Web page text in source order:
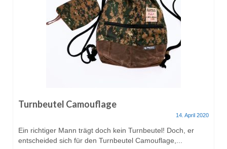
Turnbeutel Camouflage
14. April 2020
Ein richtiger Mann trägt doch kein Turnbeutel! Doch, er
entscheided sich für den Turnbeutel Camouflage,...